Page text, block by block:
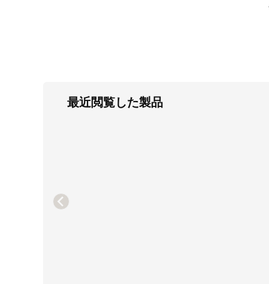
最近閲覧した製品